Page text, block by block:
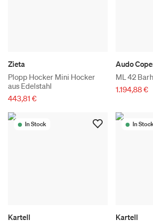
Zieta
Plopp Hocker Mini Hocker
aus Edelstahl
443,81 €
Audo
ML 42
1.194,88 €
In Stock
Kartell
In
Kartell